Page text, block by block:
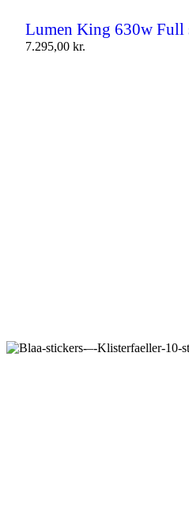
Lumen King 630w Full
7.295,00 kr.